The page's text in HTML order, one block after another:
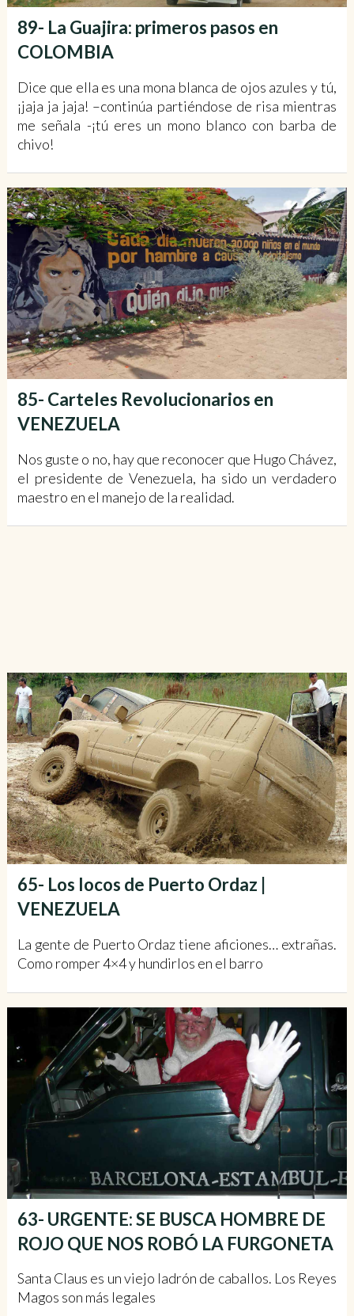
89- La Guajira: primeros pasos en
COLOMBIA
Dice que ella es una mona blanca de ojos azules y tú,
¡jaja ja jaja! –continúa partiéndose de risa mientras
me señala -¡tú eres un mono blanco con barba de
chivo!
85- Carteles Revolucionarios en
VENEZUELA
Nos guste o no, hay que reconocer que Hugo Chávez,
el presidente de Venezuela, ha sido un verdadero
maestro en el manejo de la realidad.
65- Los locos de Puerto Ordaz |
VENEZUELA
La gente de Puerto Ordaz tiene aficiones… extrañas.
Como romper 4×4 y hundirlos en el barro
63- URGENTE: SE BUSCA HOMBRE DE
ROJO QUE NOS ROBÓ LA FURGONETA
Santa Claus es un viejo ladrón de caballos. Los Reyes
Magos son más legales